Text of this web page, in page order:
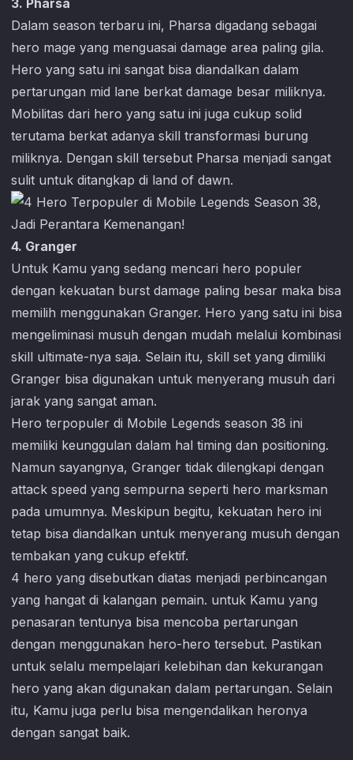
3. Pharsa
Dalam season terbaru ini, Pharsa digadang sebagai
hero mage yang menguasai damage area paling gila.
Hero yang satu ini sangat bisa diandalkan dalam
pertarungan mid lane berkat damage besar miliknya.
Mobilitas dari hero yang satu ini juga cukup solid
terutama berkat adanya skill transformasi burung
miliknya. Dengan skill tersebut Pharsa menjadi sangat
sulit untuk ditangkap di land of dawn.
4. Granger
Untuk Kamu yang sedang mencari hero populer
dengan kekuatan burst damage paling besar maka bisa
memilih menggunakan Granger. Hero yang satu ini bisa
mengeliminasi musuh dengan mudah melalui kombinasi
skill ultimate-nya saja. Selain itu, skill set yang dimiliki
Granger bisa digunakan untuk menyerang musuh dari
jarak yang sangat aman.
Hero terpopuler di Mobile Legends season 38 ini
memiliki keunggulan dalam hal timing dan positioning.
Namun sayangnya, Granger tidak dilengkapi dengan
attack speed yang sempurna seperti hero marksman
pada umumnya. Meskipun begitu, kekuatan hero ini
tetap bisa diandalkan untuk menyerang musuh dengan
tembakan yang cukup efektif.
4 hero yang disebutkan diatas menjadi perbincangan
yang hangat di kalangan pemain. untuk Kamu yang
penasaran tentunya bisa mencoba pertarungan
dengan menggunakan hero-hero tersebut. Pastikan
untuk selalu mempelajari kelebihan dan kekurangan
hero yang akan digunakan dalam pertarungan. Selain
itu, Kamu juga perlu bisa mengendalikan heronya
dengan sangat baik.